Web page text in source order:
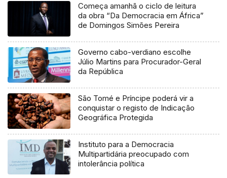
Começa amanhã o ciclo de leitura
da obra “Da Democracia em África”
de Domingos Simões Pereira
Governo cabo-verdiano escolhe
Júlio Martins para Procurador-Geral
da República
São Tomé e Príncipe poderá vir a
conquistar o registo de Indicação
Geográfica Protegida
Instituto para a Democracia
Multipartidária preocupado com
intolerância política